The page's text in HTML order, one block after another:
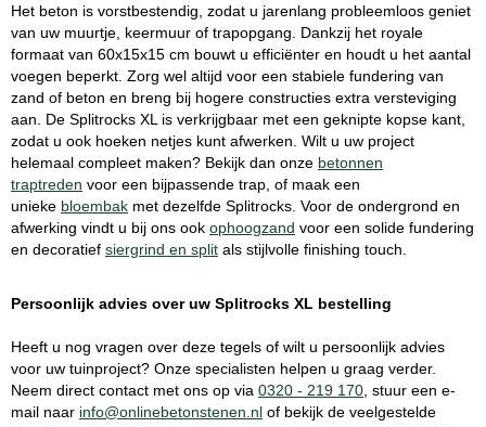
Het beton is vorstbestendig, zodat u jarenlang probleemloos geniet
van uw muurtje, keermuur of trapopgang. Dankzij het royale
formaat van 60x15x15 cm bouwt u efficiënter en houdt u het aantal
voegen beperkt. Zorg wel altijd voor een stabiele fundering van
zand of beton en breng bij hogere constructies extra versteviging
aan. De Splitrocks XL is verkrijgbaar met een geknipte kopse kant,
zodat u ook hoeken netjes kunt afwerken. Wilt u uw project
helemaal compleet maken? Bekijk dan onze betonnen
traptreden voor een bijpassende trap, of maak een
unieke bloembak met dezelfde Splitrocks. Voor de ondergrond en
afwerking vindt u bij ons ook ophoogzand voor een solide fundering
en decoratief siergrind en split als stijlvolle finishing touch.
Persoonlijk advies over uw Splitrocks XL bestelling
Heeft u nog vragen over deze tegels of wilt u persoonlijk advies
voor uw tuinproject? Onze specialisten helpen u graag verder.
Neem direct contact met ons op via 0320 - 219 170 , stuur een e-
mail naar info@onlinebetonstenen.nl of bekijk de veelgestelde